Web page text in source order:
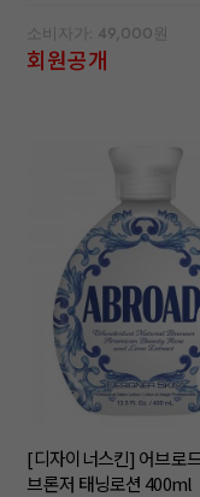
소비자가: 49,000원
회원공개
[디자이너스킨] 어브로
브론저 태닝로션 400ml